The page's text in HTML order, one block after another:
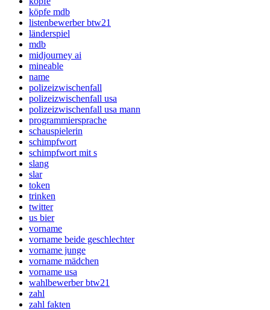
köpfe mdb
listenbewerber btw21
länderspiel
mdb
midjourney ai
mineable
name
polizeizwischenfall
polizeizwischenfall usa
polizeizwischenfall usa mann
programmiersprache
schauspielerin
schimpfwort
schimpfwort mit s
slang
slar
token
trinken
twitter
us bier
vorname
vorname beide geschlechter
vorname junge
vorname mädchen
vorname usa
wahlbewerber btw21
zahl
zahl fakten